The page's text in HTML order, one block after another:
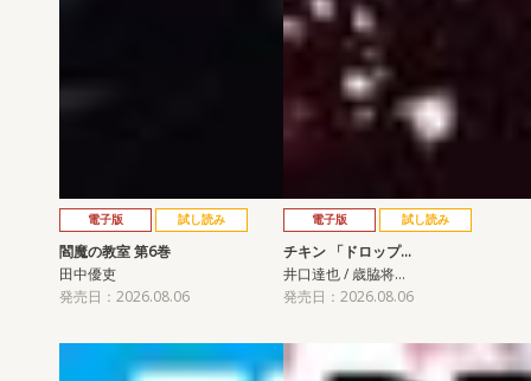
電子版 試し読み
閻魔の教室 第6巻
田中優吏
発売日：2026.08.06
電子版 試し読み
チキン 「ドロップ…
井口達也 / 歳脇将…
発売日：2026.08.06